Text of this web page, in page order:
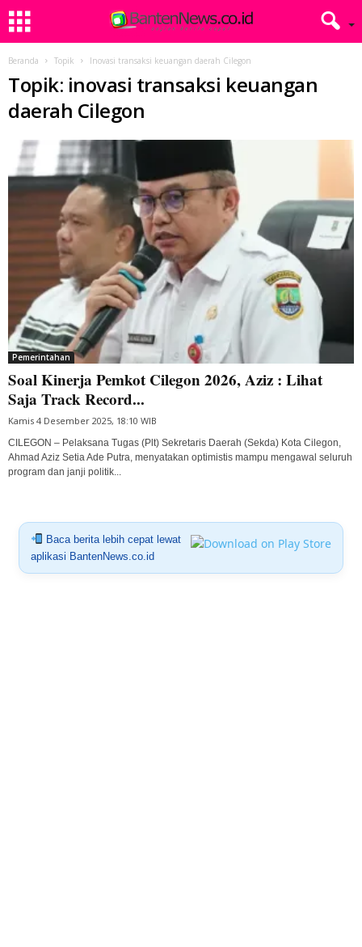
Beranda Topik Inovasi transaksi keuangan daerah Cilegon
Topik: inovasi transaksi keuangan
daerah Cilegon
Pemerintahan
Soal Kinerja Pemkot Cilegon 2026, Aziz : Lihat
Saja Track Record...
Kamis 4 Desember 2025, 18:10 WIB
CILEGON – Pelaksana Tugas (Plt) Sekretaris Daerah (Sekda) Kota Cilegon,
Ahmad Aziz Setia Ade Putra, menyatakan optimistis mampu mengawal seluruh
program dan janji politik...
Baca berita lebih cepat lewat
aplikasi BantenNews.co.id